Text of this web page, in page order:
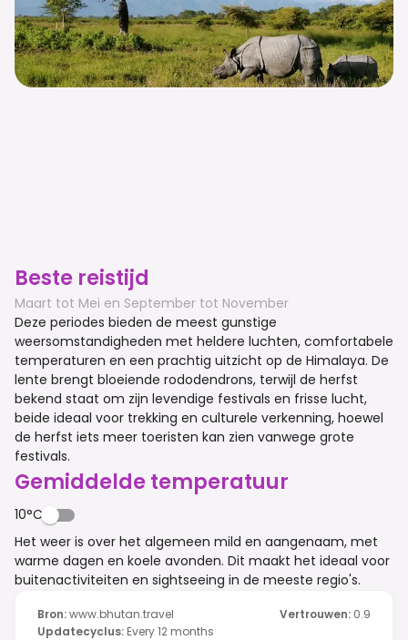
Beste reistijd
Maart tot Mei en September tot November
Deze periodes bieden de meest gunstige
weersomstandigheden met heldere luchten, comfortabele
temperaturen en een prachtig uitzicht op de Himalaya. De
lente brengt bloeiende rododendrons, terwijl de herfst
bekend staat om zijn levendige festivals en frisse lucht,
beide ideaal voor trekking en culturele verkenning, hoewel
de herfst iets meer toeristen kan zien vanwege grote
festivals.
Gemiddelde temperatuur
10°C
Het weer is over het algemeen mild en aangenaam, met
warme dagen en koele avonden. Dit maakt het ideaal voor
buitenactiviteiten en sightseeing in de meeste regio's.
Bron:www.bhutan.travel Vertrouwen: 0.9
Updatecyclus: Every 12 months